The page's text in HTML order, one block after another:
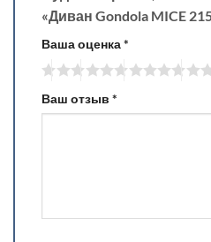
«Диван Gondola MICE
Ваша оценка*
Ваш отзыв *